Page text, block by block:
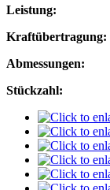
Leistung: 184
Kraftübertragung:
Abmessungen:
Stückzahl: 849